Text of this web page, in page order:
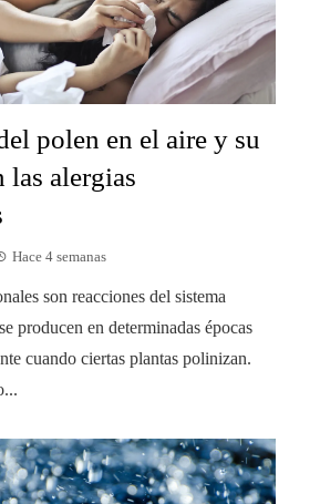
polen en el aire y su
las alergias
Hace 4 semanas
son reacciones del sistema
producen en determinadas épocas
cuando ciertas plantas polinizan.